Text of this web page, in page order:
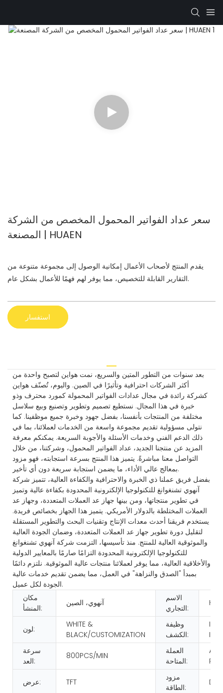
سعر عداد الفواتير المحمول المخصص من الشركة
المصنعة | HUAEN
يقدم المنتج لأصحاب الأعمال إمكانية الوصول إلى مجموعة متنوعة من
التقارير القابلة للتخصيص، مما يوفر لهم فهمًا للأعمال بشكل عام.
استفسار
بعد سنوات من التطور المتين والسريع، نمت هواين لتصبح واحدة من
أكثر الشركات احترافية وتأثيرًا في الصين. واليوم، تُصنّف هواين
كشركة رائدة في مجال عدادات الفواتير المحمولة كمورد محترف وذو
خبرة في هذا المجال. نستطيع تصميم وتطوير وتصنيع وبيع سلاسل
مختلفة من المنتجات بأنفسنا، بفضل جهود وخبرة جميع موظفينا. كما
نتولى مسؤولية تقديم مجموعة واسعة من الخدمات لعملائنا، بما في
ذلك الدعم الفني وخدمات الأسئلة والأجوبة السريعة. يمكنكم معرفة
المزيد عن منتجنا الجديد، عداد الفواتير المحمول، وشركتنا، من خلال
التواصل معنا مباشرةً. يتميز هذا المنتج بسرعة استجابته، فهو مزود
بمعالج عالي الأداء، ما يضمن استجابة سريعة دون أي تأخير.
بفضل فريق عملنا ذي الخبرة والاحترافية والكفاءة العالية، تتميز شركة
آنهوي تشنغوانغ للتكنولوجيا الإلكترونية المحدودة بكفاءة عالية وتميز
في تطوير منتجاتها، ومن بينها جهاز عد العملات المتعددة، وجهاز عد
العملات المختلطة بالدولار الأمريكي. يتميز هذا الجهاز بخصائص فريدة.
يستخدم فريقنا أحدث معدات الإنتاج وتقنيات البحث والتطوير المستقلة
لتقليل دورة تطوير جهاز عد العملات المتعددة، وضمان الجودة العالية
والموثوقية العالية للمنتج. منذ تأسيسها، التزمت شركة آنهوي تشنغوانغ
للتكنولوجيا الإلكترونية المحدودة التزامًا صارمًا بالمعايير الدولية
والأخلاقية العالية، مما يوفر لعملائنا منتجات عالية الموثوقية. نلتزم دائمًا
بمبدأ "الصدق والنزاهة" في العمل، مما يضمن تقديم خدمات عالية
الجودة لكل عميل.
مكان
المنشأ:
آنهوي، الصين
الاسم
التجاري:
لون:
WHITE &
BLACK/CUSTOMIZATION
وظيفة
الكشف:
IR/
سرعة
العد:
800PCS/MIN
العملة
المتاحة:
AS
عرض: TFT
مزود
الطاقة: